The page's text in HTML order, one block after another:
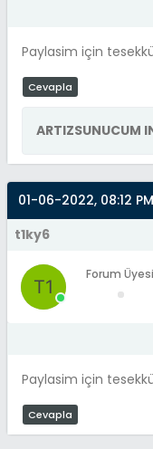
Paylasim için
Cevapla
ARTIZSUNUCUM
01-06-2022, 08:12 PM
t1ky6
Forum Üyesi
Paylasim için
Cevapla